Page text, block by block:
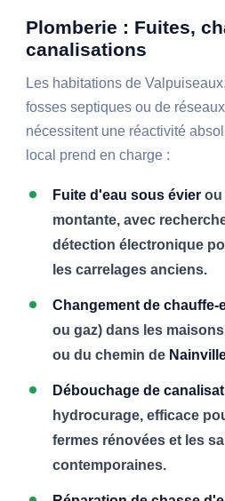
Plomberie : Fuites,
canalisations
Les habitations de
fosses septiques ou de
nécessitent une réactivité
local prend en charge :
Fuite d'eau sous évier ou
montante, avec
détection électronique
les carrelages anciens.
Changement de chauffe-
ou gaz) dans les
ou du chemin de
Débouchage de
hydrocurage, efficace
fermes rénovées et les
contemporaines.